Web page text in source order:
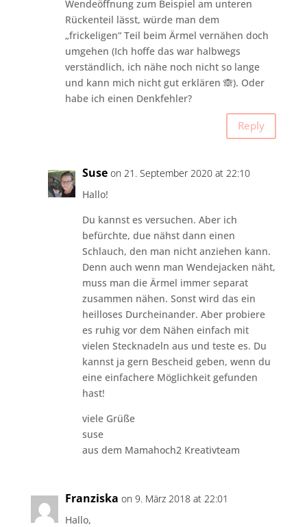
Wendeöffnung zum Beispiel am unteren
Rückenteil lässt, würde man dem
„frickeligen“ Teil beim Ärmel vernähen doch
umgehen (Ich hoffe das war halbwegs
verständlich, ich nähe noch nicht so lange
und kann mich nicht gut erklären 🙈). Oder
habe ich einen Denkfehler?
Reply
Suse on 21. September 2020 at 22:10
Hallo!
Du kannst es versuchen. Aber ich
befürchte, due nähst dann einen
Schlauch, den man nicht anziehen kann.
Denn auch wenn man Wendejacken näht,
muss man die Ärmel immer separat
zusammen nähen. Sonst wird das ein
heilloses Durcheinander. Aber probiere
es ruhig vor dem Nähen einfach mit
vielen Stecknadeln aus und teste es. Du
kannst ja gern Bescheid geben, wenn du
eine einfachere Möglichkeit gefunden
hast!
viele Grüße
suse
aus dem Mamahoch2 Kreativteam
Franziska on 9. März 2018 at 22:01
Hallo,